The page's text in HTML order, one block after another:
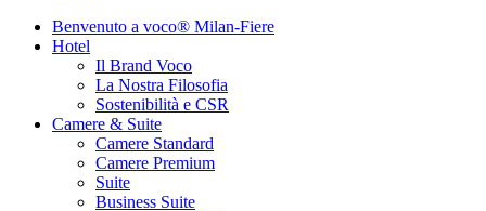
Benvenuto a voco® Milan-Fiere
Hotel
Il Brand Voco
La Nostra Filosofia
Sostenibilità e CSR
Camere & Suite
Camere Standard
Camere Premium
Suite
Business Suite